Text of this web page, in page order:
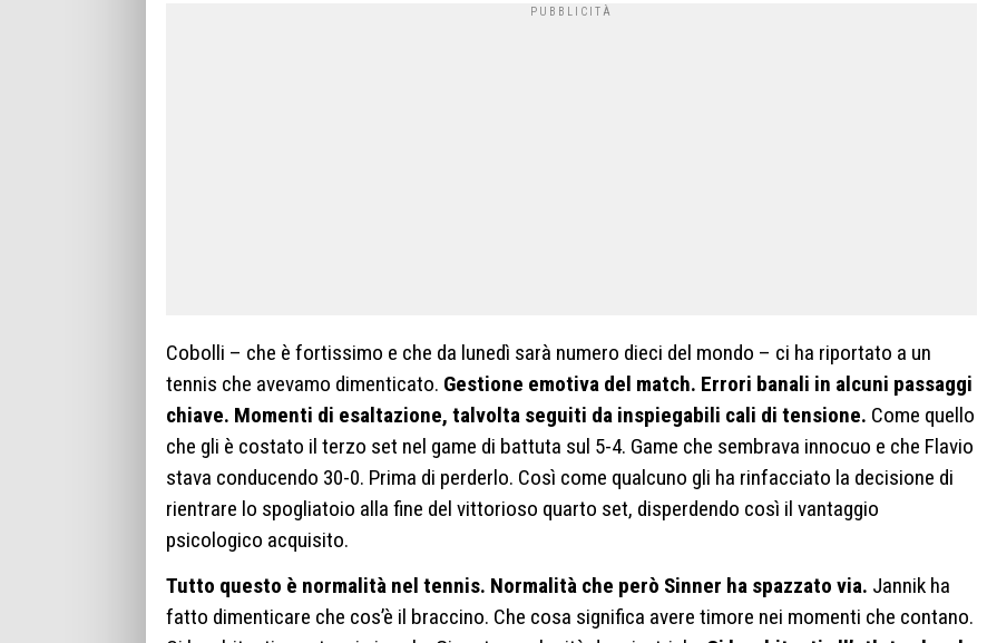
Cobolli – che è fortissimo e che da lunedì sarà numero dieci del mondo – ci ha riportato a un
tennis che avevamo dimenticato. Gestione emotiva del match. Errori banali in alcuni passaggi
chiave. Momenti di esaltazione, talvolta seguiti da inspiegabili cali di tensione. Come quello
che gli è costato il terzo set nel game di battuta sul 5-4. Game che sembrava innocuo e che Flavio
stava conducendo 30-0. Prima di perderlo. Così come qualcuno gli ha rinfacciato la decisione di
rientrare lo spogliatoio alla fine del vittorioso quarto set, disperdendo così il vantaggio
psicologico acquisito.
Tutto questo è normalità nel tennis. Normalità che però Sinner ha spazzato via. Jannik ha
fatto dimenticare che cos’è il braccino. Che cosa significa avere timore nei momenti che contano.